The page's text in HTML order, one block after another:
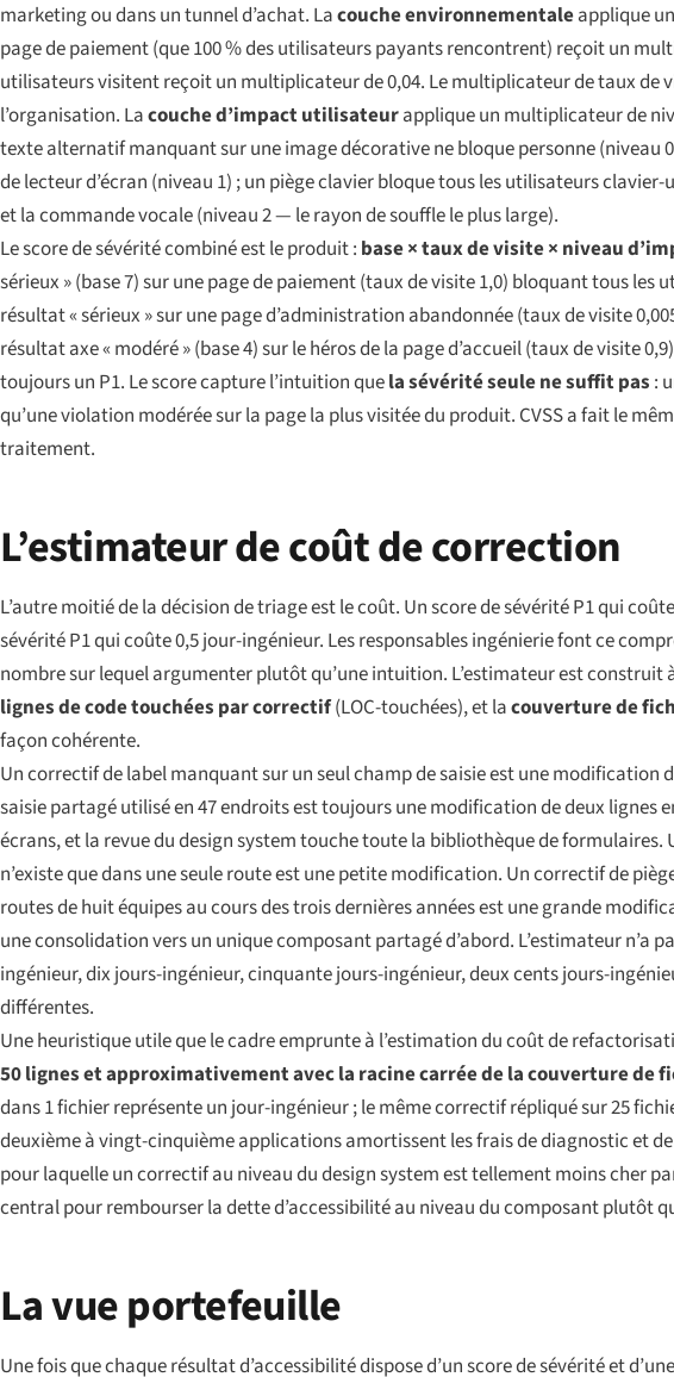
marketing ou dans un tunnel d’achat. Lacouche environnementaleapplique
page de paiement (que 100 % des utilisateurs payants rencontrent) reçoit un
utilisateurs visitent reçoit un multiplicateur de 0,04. Le multiplicateur de taux
l’organisation. Lacouche d’impact utilisateurapplique un multiplicateur de
texte alternatif manquant sur une image décorative ne bloque personne
de lecteur d’écran (niveau 1) ; un piège clavier bloque tous les utilisateurs
et la commande vocale (niveau 2 — le rayon de souffle le plus large).
Le score de sévérité combiné est le produit : base × taux de visite × niveau
sérieux » (base 7) sur une page de paiement (taux de visite 1,0) bloquant tous
résultat « sérieux » sur une page d’administration abandonnée (taux de visite
résultat axe « modéré » (base 4) sur le héros de la page d’accueil (taux de visite
toujours un P1. Le score capture l’intuition quela sévérité seule ne suffit pas :
qu’une violation modérée sur la page la plus visitée du produit. CVSS a fait le
traitement.
L’estimateur de coût de correction
L’autre moitié de la décision de triage est le coût. Un score de sévérité P1 qui
sévérité P1 qui coûte 0,5 jour-ingénieur. Les responsables ingénierie font ce
nombre sur lequel argumenter plutôt qu’une intuition. L’estimateur est construit
lignes de code touchées par correctif(LOC-touchées), et lacouverture de
façon cohérente.
Un correctif de label manquant sur un seul champ de saisie est une
saisie partagé utilisé en 47 endroits est toujours une modification de deux lignes
écrans, et la revue du design system touche toute la bibliothèque de
n’existe que dans une seule route est une petite modification. Un correctif de
routes de huit équipes au cours des trois dernières années est une grande
une consolidation vers un unique composant partagé d’abord. L’estimateur n’a
ingénieur, dix jours-ingénieur, cinquante jours-ingénieur, deux cents jours-
différentes.
Une heuristique utile que le cadre emprunte à l’estimation du coût de
50 lignes et approximativement avec la racine carrée de la couverture de
dans 1 fichier représente un jour-ingénieur ; le même correctif répliqué sur 25
deuxième à vingt-cinquième applications amortissent les frais de diagnostic et
pour laquelle un correctif au niveau du design system est tellement moins cher
central pour rembourser la dette d’accessibilité au niveau du composant plutôt
La vue portefeuille
Une fois que chaque résultat d’accessibilité dispose d’un score de sévérité et